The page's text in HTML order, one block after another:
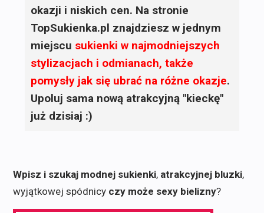
okazji i niskich cen. Na stronie
TopSukienka.pl znajdziesz w jednym
miejscu sukienki w najmodniejszych
stylizacjach i odmianach, także
pomysły jak się ubrać na różne okazje.
Upoluj sama nową atrakcyjną "kieckę"
już dzisiaj :)
Wpisz i szukaj modnej sukienki, atrakcyjnej bluzki,
wyjątkowej spódnicy czy może sexy bielizny?